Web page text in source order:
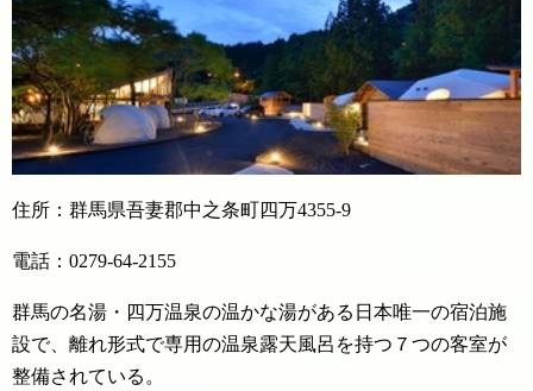
住所：群馬県吾妻郡中之条町四万4355-9
電話：0279-64-2155
群馬の名湯・四万温泉の温かな湯がある日本唯一の宿泊施
設で、離れ形式で専用の温泉露天風呂を持つ７つの客室が
整備されている。